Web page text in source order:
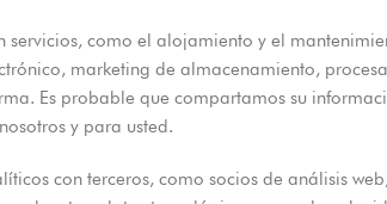
como el alojamiento y el
marketing de almacenamiento,
Es probable que compartamos su
y para usted.
con terceros, como socios de análisis